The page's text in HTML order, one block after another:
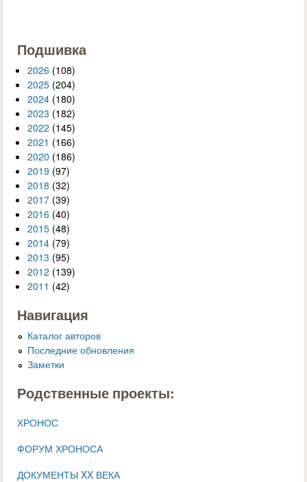
Подшивка
2026 (108)
2025 (204)
2024 (180)
2023 (182)
2022 (145)
2021 (166)
2020 (186)
2019 (97)
2018 (32)
2017 (39)
2016 (40)
2015 (48)
2014 (79)
2013 (95)
2012 (139)
2011 (42)
Навигация
Каталог авторов
Последние обновления
Заметки
Родственные проекты:
ХРОНОС
ФОРУМ ХРОНОСА
ДОКУМЕНТЫ XX ВЕКА